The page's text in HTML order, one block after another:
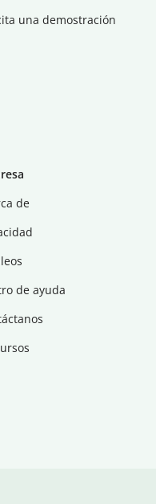
una demostración
de
de ayuda